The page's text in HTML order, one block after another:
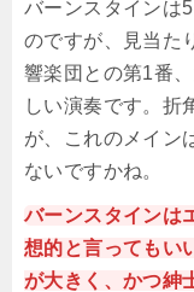
バーンスタインは
のですが、見当た
響楽団との第1番
しい演奏です。折
が、これのメイン
ないですかね。
バーンスタインは
想的と言ってもい
が大きく、かつ紳